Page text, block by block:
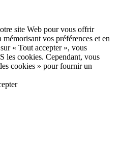
site Web pour vous offrir
vos préférences et en
« Tout accepter », vous
les cookies. Cependant, vous
cookies » pour fournir un